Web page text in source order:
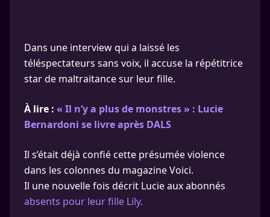
Dans une interview qui a laissé les
téléspectateurs sans voix, il accuse la répétitrice
star de maltraitance sur leur fille.
À lire : « Il n’y a plus de monstres » : Lucie
Bernardoni se livre après DALS
Il s’était déjà confié cette présumée violence
dans les colonnes du magazine Voici.
Il une nouvelle fois décrit Lucie aux abonnés
absents pour leur fille Lily.